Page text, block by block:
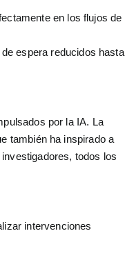
en los flujos de
espera reducidos hasta
por la IA. La
también ha inspirado a
todos los
intervenciones